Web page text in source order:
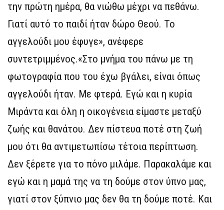
την πρώτη ημέρα, θα νιώθω μέχρι να πεθάνω.
Γιατί αυτό το παιδί ήταν δώρο Θεού. Το
αγγελούδι μου έφυγε», ανέφερε
συντετριμμένος.«Στο μνήμα του πάνω με τη
φωτογραφία που του έχω βγάλει, είναι όπως
αγγελούδι ήταν. Με φτερά. Εγώ και η κυρία
Μιράντα και όλη η οικογένεια είμαστε μεταξύ
ζωής και θανάτου. Δεν πίστευα ποτέ στη ζωή
μου ότι θα αντιμετωπίσω τέτοια περίπτωση.
Δεν ξέρετε για το πόνο μιλάμε. Παρακαλάμε και
εγώ και η μαμά της να τη δούμε στον ύπνο μας,
γιατί στον ξύπνιο μας δεν θα τη δούμε ποτέ. Και